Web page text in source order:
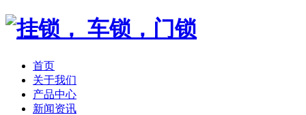
首页
关于我们
产品中心
新闻资讯